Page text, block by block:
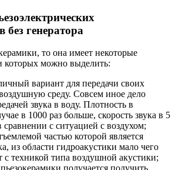
без генератора
то она имеет некоторые
которых можно выделить:
вариант для передачи своих
среду. Совсем иное дело
звука в воду. Плотность в
в 1000 раз больше, скорость звука в 5
сравнении с ситуацией с воздухом;
частью которой является
из области гидроакустики мало чего
с техникой типа воздушной акустики;